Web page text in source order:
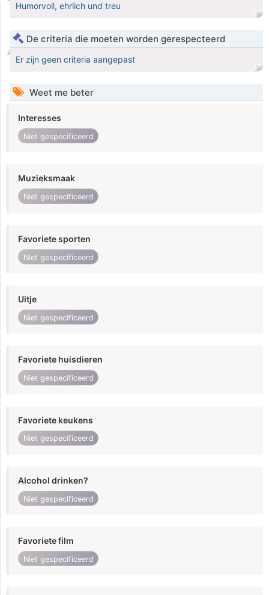
Humorvoll, ehrlich und treu
De criteria die moeten worden gerespecteerd
Er zijn geen criteria aangepast
Weet me beter
Interesses
Niet gespecificeerd
Muzieksmaak
Niet gespecificeerd
Favoriete sporten
Niet gespecificeerd
Uitje
Niet gespecificeerd
Favoriete huisdieren
Niet gespecificeerd
Favoriete keukens
Niet gespecificeerd
Alcohol drinken?
Niet gespecificeerd
Favoriete film
Niet gespecificeerd